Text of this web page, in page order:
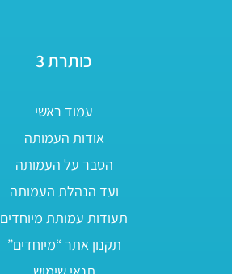
כותרת 3
עמוד ראשי
אודות העמותה
הסבר על העמותה
ועד הנהלת העמותה
תעודות עמותת מיוחדים
תקנון אתר “מיוחדים”